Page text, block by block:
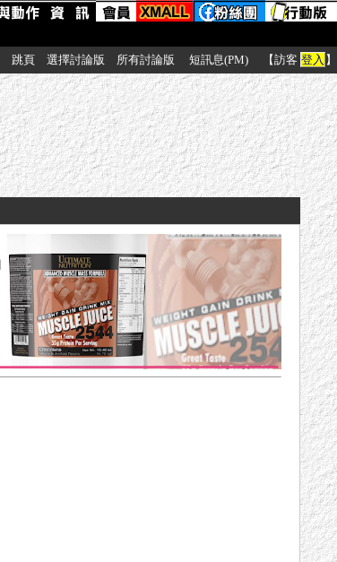
跳頁 選擇討論版 所有討論版 短訊息(PM) 【訪客 登入 】